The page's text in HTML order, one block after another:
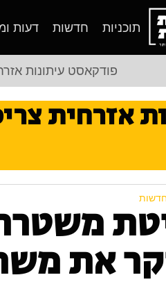
תוכניות חדשות דעות
פודקאסט עיתונות
אזרחית
משטרה
את